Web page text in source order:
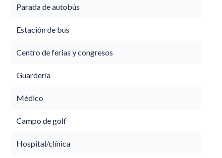
Parada de autobús
Estación de bus
Centro de ferias y congresos
Guardería
Médico
Campo de golf
Hospital/clínica